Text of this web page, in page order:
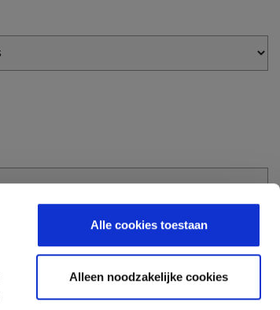
Alle cookies toestaan
Alleen noodzakelijke cookies